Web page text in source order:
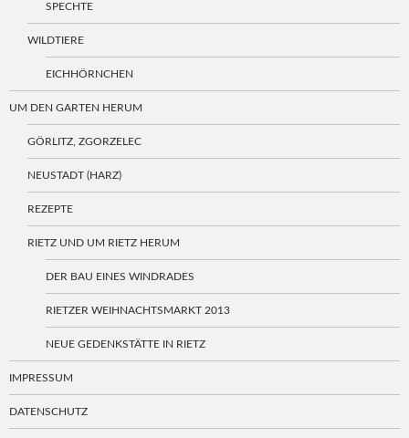
SPECHTE
WILDTIERE
EICHHÖRNCHEN
UM DEN GARTEN HERUM
GÖRLITZ, ZGORZELEC
NEUSTADT (HARZ)
REZEPTE
RIETZ UND UM RIETZ HERUM
DER BAU EINES WINDRADES
RIETZER WEIHNACHTSMARKT 2013
NEUE GEDENKSTÄTTE IN RIETZ
IMPRESSUM
DATENSCHUTZ